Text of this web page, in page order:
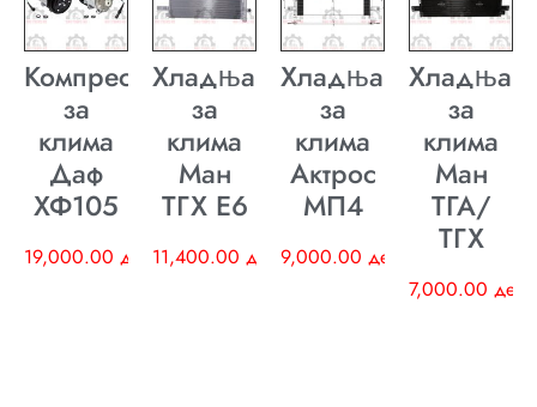
Компресор
за
клима
Даф
ХФ105
19,000.00 ден
Хладњак
за
клима
Ман
ТГХ E6
11,400.00 ден
Хладњак
за
клима
Актрос
МП4
9,000.00 ден
Хладњак
за
клима
Ман
ТГА/
ТГХ
7,000.00 ден